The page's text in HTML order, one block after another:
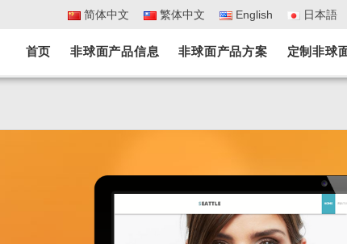
简体中文 繁体中文 English 日本語
首页 非球面产品信息 非球面产品方案 定制非球